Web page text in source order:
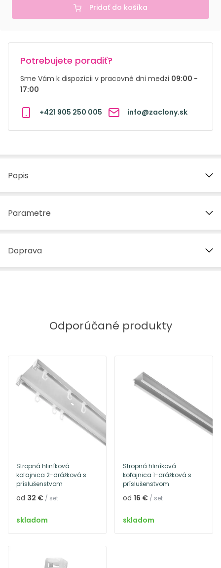
Pridať do košíka
Potrebujete poradiť?
Sme Vám k dispozícii v pracovné dni medzi 09:00 -
17:00
+421 905 250 005 info@zaclony.sk
Popis
Parametre
Doprava
Odporúčané produkty
Stropná hliníková
koľajnica 2-drážková s
príslušenstvom
od 32 € / set
skladom
Stropná hliníková
koľajnica 1-drážková s
príslušenstvom
od 16 € / set
skladom